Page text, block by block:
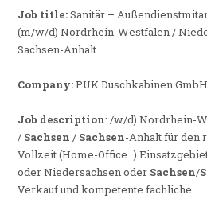
Job title:Sanitär –
(m/w/d) Nordrhein-Westfalen /
Sachsen-Anhalt
Company:PUK Duschkabinen GmbH
Job description: ⁠/⁠w⁠/⁠d) Nordrhein-
/ Sachsen / Sachsen-Anhalt für den
Vollzeit (Home-Office…)
oder Niedersachsen oder Sachsen/
Verkauf und kompetente fachliche…